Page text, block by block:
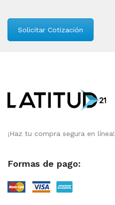
Solicitar Cotización
¡Haz tu compra segura en línea!
Formas de pago: